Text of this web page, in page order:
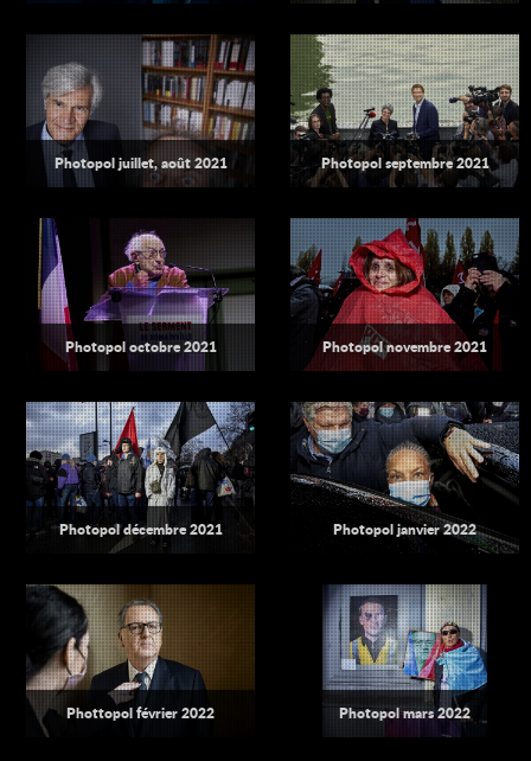
Photopol juillet, août 2021 Photopol septembre 2021
Photopol octobre 2021 Photopol novembre 2021
Photopol décembre 2021 Photopol janvier 2022
Phottopol février 2022 Photopol mars 2022